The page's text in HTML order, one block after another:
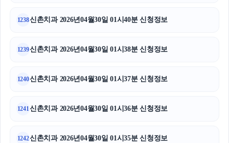
1238신촌치과 2026년04월30일 01시40분 신청정보
1239신촌치과 2026년04월30일 01시38분 신청정보
1240신촌치과 2026년04월30일 01시37분 신청정보
1241신촌치과 2026년04월30일 01시36분 신청정보
1242신촌치과 2026년04월30일 01시35분 신청정보